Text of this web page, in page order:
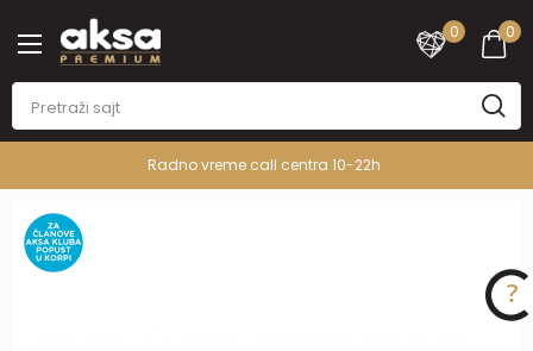
0
0
Radno vreme call centra 10-22h